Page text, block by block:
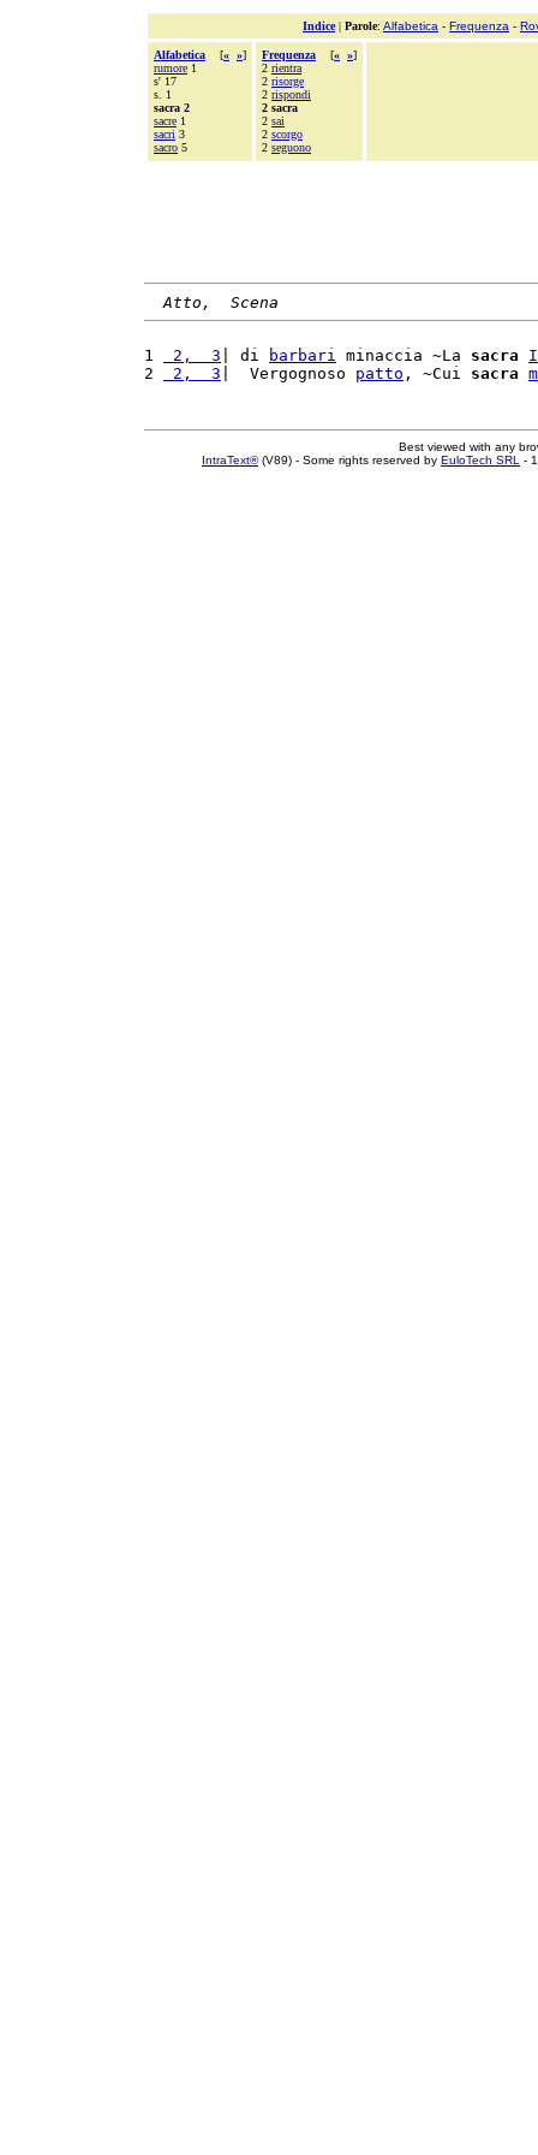
Indice| Parole: Alfabetica - Frequenza -
Alfabetica [« »]
rumore 1
s' 17
s. 1
sacra 2
sacre 1
sacri 3
sacro 5
Frequenza [« »]
2 rientra
2 risorge
2 rispondi
2 sacra
2 sai
2 scorgo
2 seguono
Atto,  Scena
1 2,  3 | di barbari minaccia ~La sacra
2
2,  3 |  Vergognoso patto , ~Cui sacra
Best viewed with any
IntraText®(V89) - Some rights reserved by EuloTech SRL -